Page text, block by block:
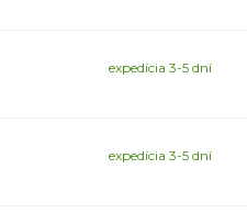
expedícia 3-5 dní
expedícia 3-5 dní